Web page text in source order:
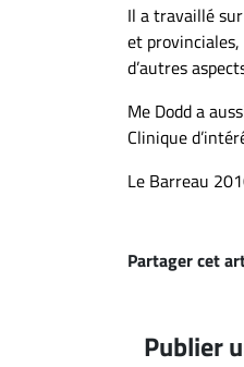
Il a travaillé
et
d’autres
Me Dodd a
Clinique
Le Barreau
Partager cet
Publier